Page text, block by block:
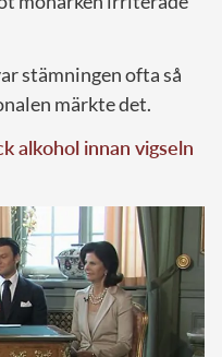
stämningen ofta så
märkte det.
alkohol innan vigseln